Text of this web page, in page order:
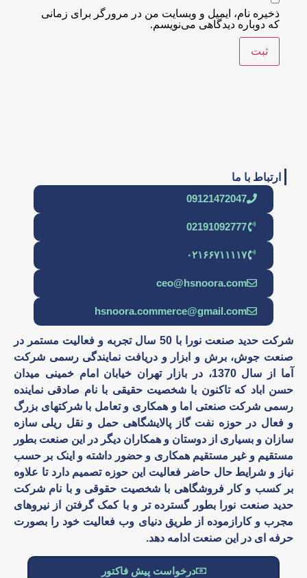
ذخیره نام، ایمیل و وبسایت من در مرورگر برای زمانی
که دوباره دیدگاهی می‌نویسم.
09121472047
02191092777
۰۲۱۶۶۷۱۱۱۱۷
ceo@hsnoora.com
hsnoora.commerce@gmail.com
ارتباط با ما
شرکت حدید صنعت نورا با 50 سال تجربه و فعالیت مستمر در
صنعت جوش، برش و ابزار و دریافت نمایندگی رسمی شرکت
آما از سال 1370، در بازار تهران خیابان امام خمینی میدان
حسن اباد که تاکنون با شخصیت حقیقی با نام صادقی نماینده
رسمی شرکت صنعتی اما و همکاری و تعامل با شرکتهای بزرگ
و فعال در حوزه نفت گاز پالایشگاهی حمل و نقل ریلی سازه
سازان و بسیاری از دوستان و همکاران دیگر در این صنعت بطور
مستقیم و غیر مستقیم همکاری و حضور داشته و اینک بر حسب
نیاز و شرایط حال حاضر فعالیت این حوزه تصمیم دارد تا علاوه
بر کسب و کار فروشگاهی با شخصیت حقوقی و با نام شرکت
حدید صنعت نورا بطور گسترده تر و با کمک گرفتن از نیروهای
مجرب و کارازموده از طریق دنیای وب فعالیت خود را بصورت
حرفه ای در این صنعت ادامه دهد.
درخواست پیش فاکتور